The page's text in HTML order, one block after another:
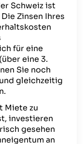
Schweiz ist
Zinsen Ihres
für eine
(über eine 3.
Sie noch
gleichzeitig
Miete zu
investieren
gesehen
an